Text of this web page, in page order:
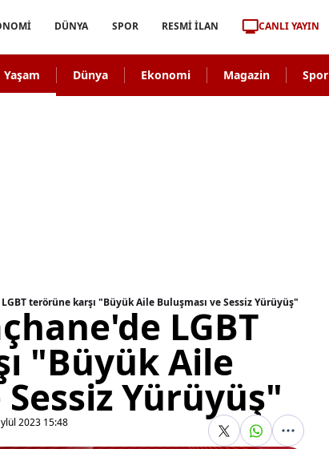
DÜNYA SPOR RESMİ İLAN CANLI YAYIN
Yaşam Dünya Ekonomi Magazin Spor
terörüne karşı "Büyük Aile Buluşması ve Sessiz Yürüyüş"
LGBT
"Büyük Aile
Yürüyüş"
2023 15:48